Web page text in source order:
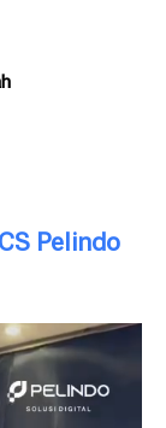
Pelindo